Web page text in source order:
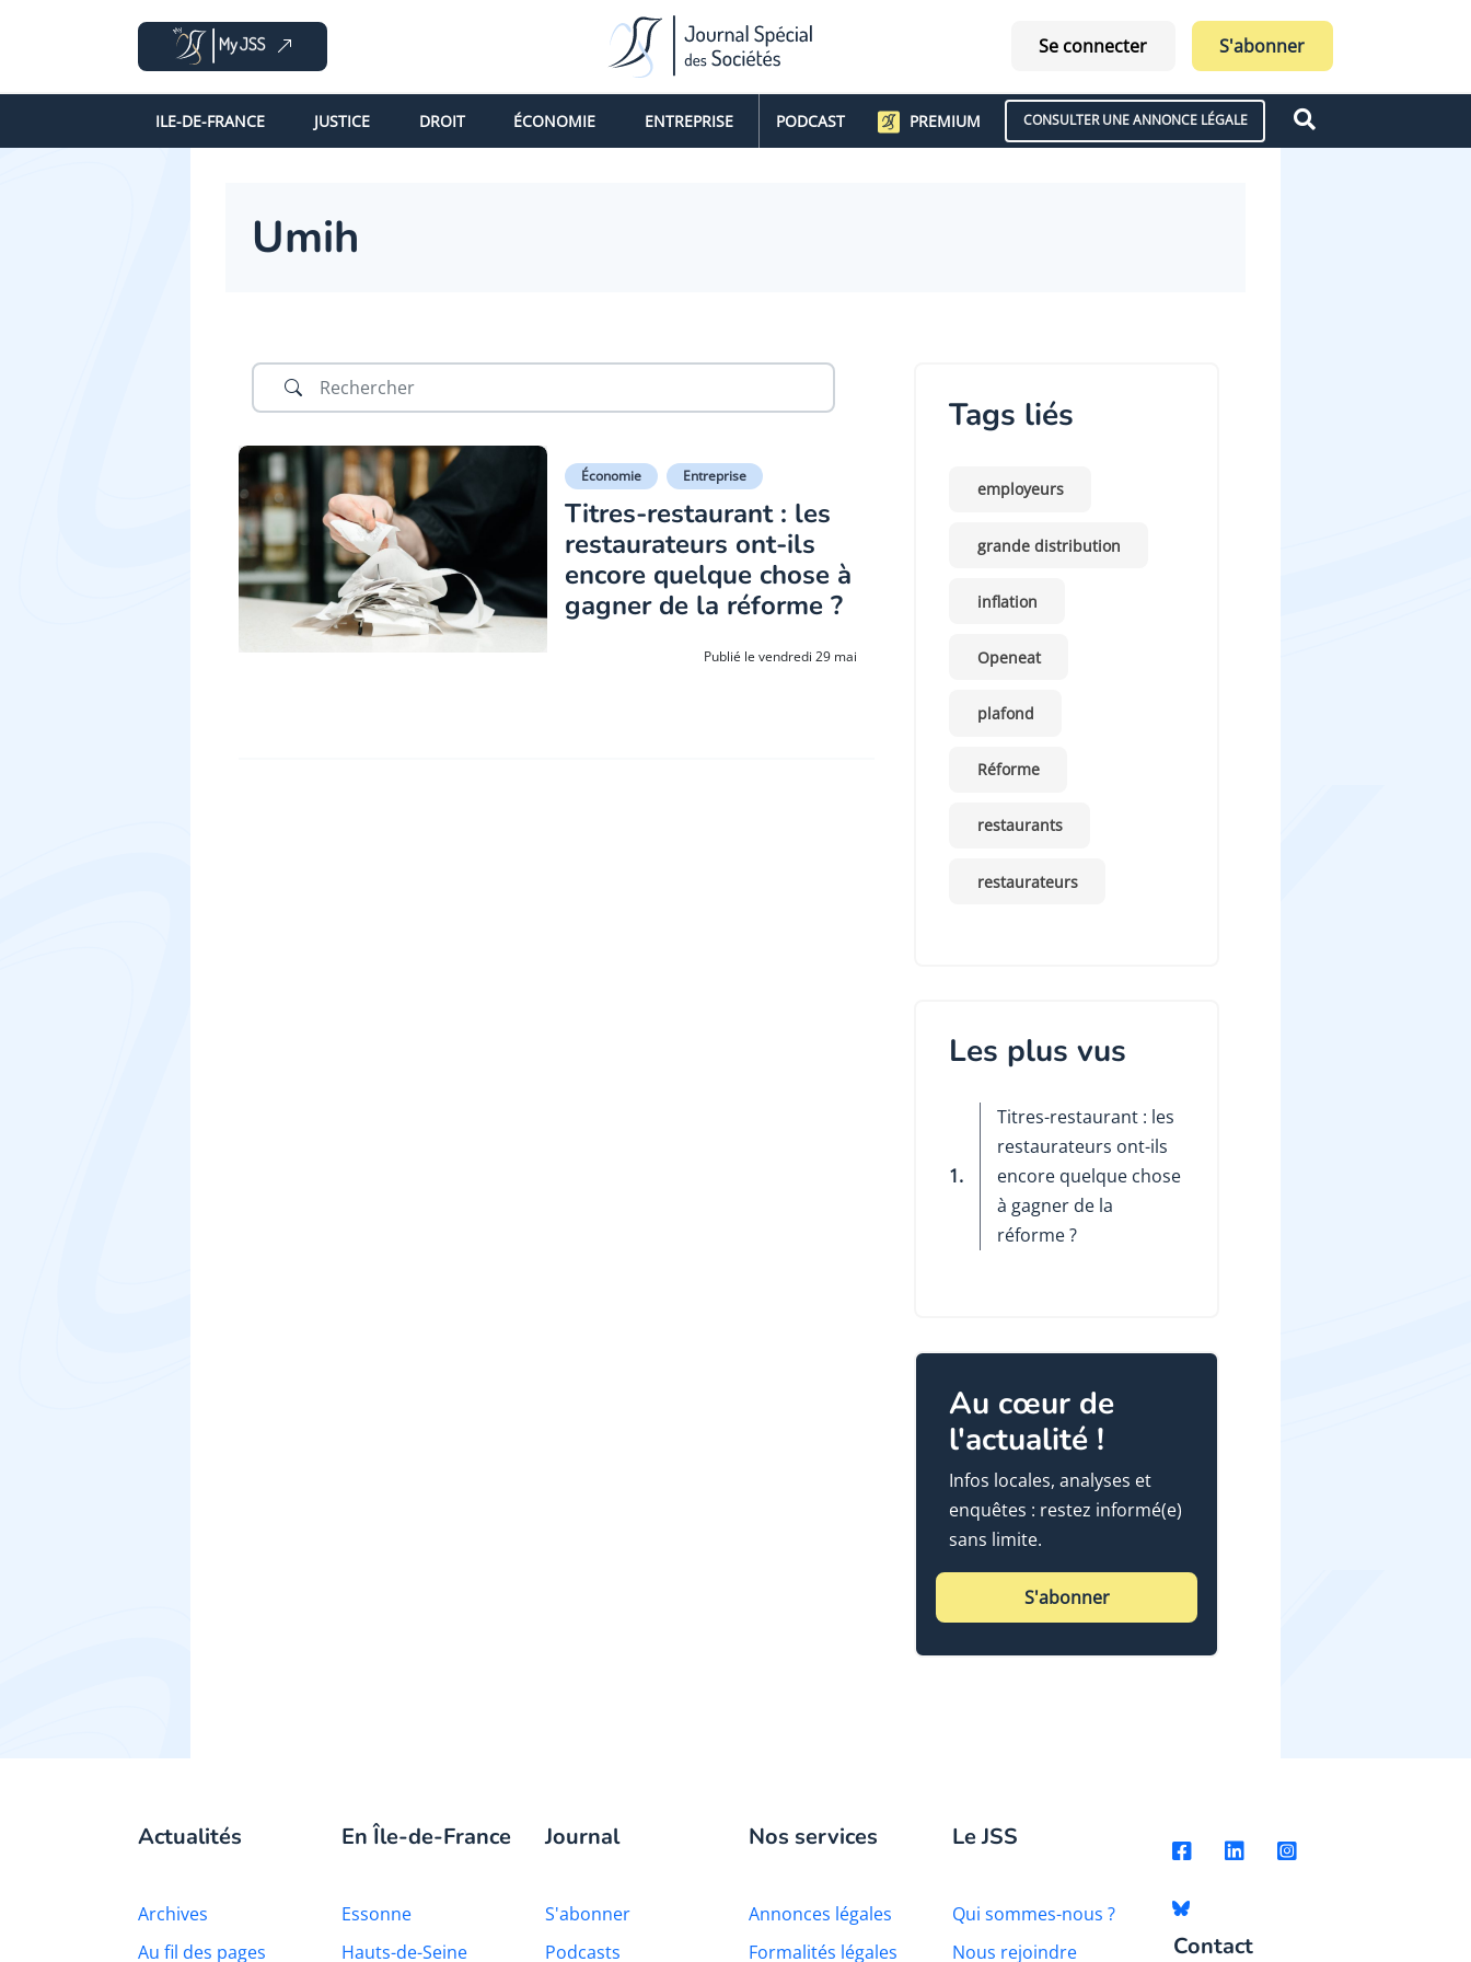
Se connecter S'abonner
ILE-DE-FRANCE JUSTICE DROIT ÉCONOMIE ENTREPRISE PODCAST PREMIUM CONSULTER UNE ANNONCE LÉGALE
Umih
Économie Entreprise
Titres-restaurant : les
restaurateurs ont-ils
encore quelque chose à
gagner de la réforme ?
Publié le vendredi 29 mai
Tags liés
employeurs
grande distribution
inflation
Openeat
plafond
Réforme
restaurants
restaurateurs
Les plus vus
1.
Titres-restaurant : les
restaurateurs ont-ils
encore quelque chose
à gagner de la
réforme ?
Au cœur de
l'actualité !
Infos locales, analyses et
enquêtes : restez informé(e)
sans limite.
S'abonner
Actualités
Archives
Au fil des pages
En Île-de-France
Essonne
Hauts-de-Seine
Journal
S'abonner
Podcasts
Nos services
Annonces légales
Formalités légales
Le JSS
Qui sommes-nous ?
Nous rejoindre
Contact